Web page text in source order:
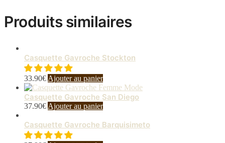
Produits similaires
Casquette Gavroche Stockton
33.90€ Ajouter au panier
Casquette Gavroche San Diego
37.90€ Ajouter au panier
Casquette Gavroche Barquisimeto